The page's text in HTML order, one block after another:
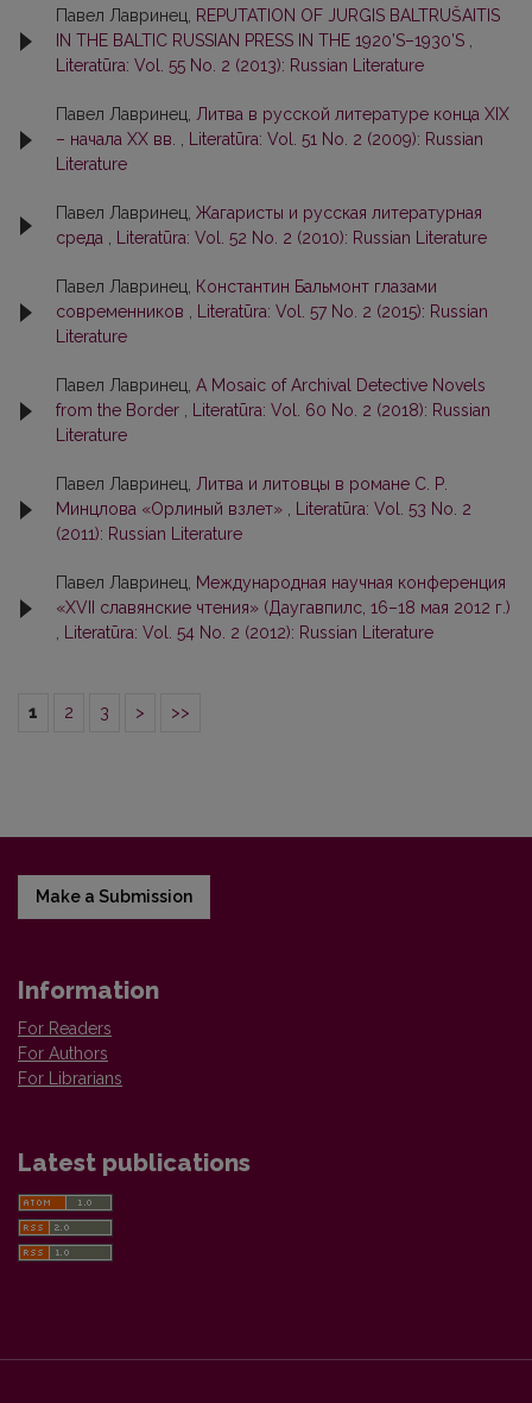
Павел Лавринец,
REPUTATION OF JURGIS BALTRUŠAITIS
IN THE BALTIC RUSSIAN PRESS IN THE 1920’S–1930’S
Literatūra: Vol. 55 No. 2 (2013): Russian Literature
Павел Лавринец, Литва в русской литературе конца XIX
– начала ХХ вв.
Literatūra: Vol. 51 No. 2 (2009): Russian
Literature
Павел Лавринец, Жагаристы и русская литературная
среда
Literatūra: Vol. 52 No. 2 (2010): Russian Literature
Павел Лавринец,
Константин Бальмонт глазами
современников
Literatūra: Vol. 57 No. 2 (2015): Russian
Literature
Павел Лавринец, A Mosaic of Archival Detective Novels
from the Border
Literatūra: Vol. 60 No. 2 (2018): Russian
Literature
Павел Лавринец, Литва и литовцы в романе С. Р.
Минцлова «Орлиный взлет»
Literatūra: Vol. 53 No. 2
(2011): Russian Literature
Павел Лавринец,
Международная научная конференция
«ХVII славянские чтения» (Даугавпилс, 16–18 мая 2012 г.)
Literatūra: Vol. 54 No. 2 (2012): Russian Literature
1 2 3 > >>
Make a Submission
Information
For Readers
For Authors
For Librarians
Latest publications